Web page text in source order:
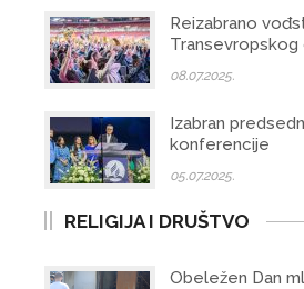
Reizabrano
Transevropskog
08.07.2025.
Izabran
konferencije
05.07.2025.
RELIGIJA I DRUŠTVO
Obeležen Dan